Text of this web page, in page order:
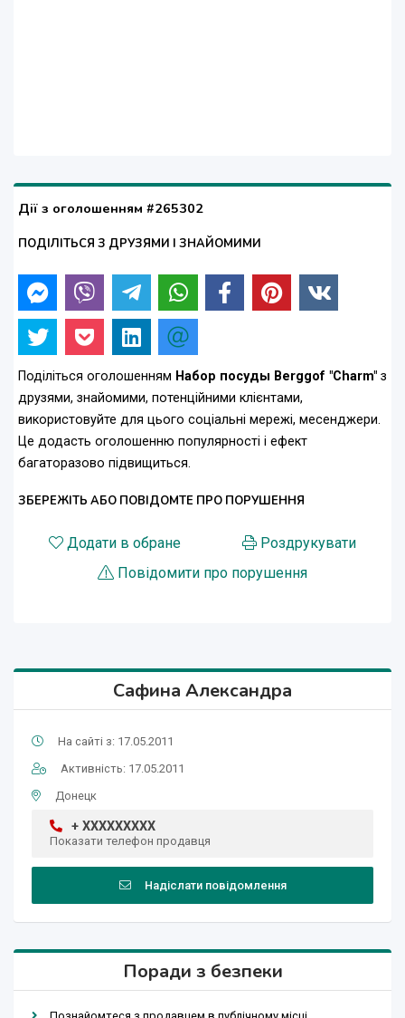
Дії з оголошенням #265302
ПОДІЛІТЬСЯ З ДРУЗЯМИ І ЗНАЙОМИМИ
Поділіться оголошенням Набор посуды Berggof "Charm" з
друзями, знайомими, потенційними клієнтами,
використовуйте для цього соціальні мережі, месенджери.
Це додасть оголошенню популярності і ефект
багаторазово підвищиться.
ЗБЕРЕЖІТЬ АБО ПОВІДОМТЕ ПРО ПОРУШЕННЯ
Додати в обране
Роздрукувати
Повідомити про порушення
Сафина Александра
На сайті з: 17.05.2011
Активність: 17.05.2011
Донецк
+ XXXXXXXXX
Показати телефон продавця
Надіслати повідомлення
Поради з безпеки